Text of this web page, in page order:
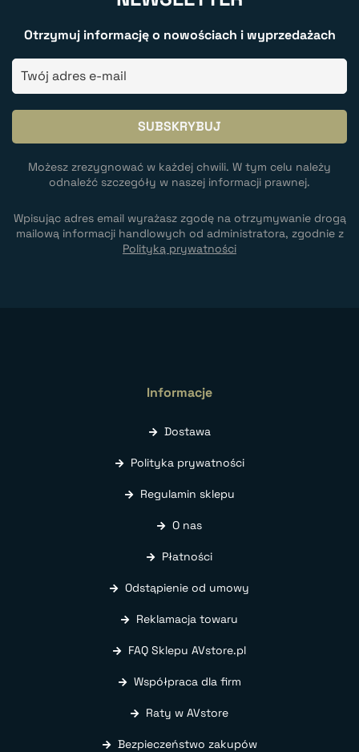
Otrzymuj informację o nowościach i wyprzedażach
Możesz zrezygnować w każdej chwili. W tym celu należy
odnaleźć szczegóły w naszej informacji prawnej.
Wpisując adres email wyrażasz zgodę na otrzymywanie drogą
mailową informacji handlowych od administratora, zgodnie z
Polityką prywatności
Informacje
Dostawa
Polityka prywatności
Regulamin sklepu
O nas
Płatności
Odstąpienie od umowy
Reklamacja towaru
FAQ Sklepu AVstore.pl
Współpraca dla firm
Raty w AVstore
Bezpieczeństwo zakupów